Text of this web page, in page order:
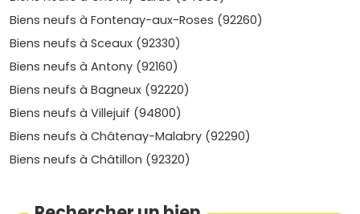
(espaces extérieurs, parking, vue), la proximité de la
et la date de livraison. Compare bien les plans et
l'exposition avant de réserver.
Prix, tendances et évolution récente
Des niveaux de prix hétérogènes
présente un éventail de tarifs suivant le micro-secteur. Sur
l'ensemble du marché, vise en neuf une fourchette
globale d'environ7 000 à 10 500 €/m²
Biens neufs à Fontenay-aux-Roses (92260)
Biens neufs à Sceaux (92330)
Biens neufs à Antony (92160)
Biens neufs à Bagneux (92220)
Biens neufs à Villejuif (94800)
Biens neufs à Châtenay-Malabry (92290)
Biens neufs à Châtillon (92320)